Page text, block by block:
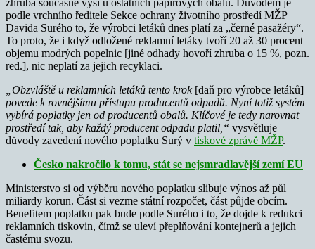
podle vrchního ředitele Sekce ochrany životního prostředí MŽP
Davida Surého to, že výrobci letáků dnes platí za „černé pasažéry“.
To proto, že i když odložené reklamní letáky tvoří 20 až 30 procent
objemu modrých popelnic [jiné odhady hovoří zhruba o 15 %, pozn.
red.], nic neplatí za jejich recyklaci.
„Obzvláště u reklamních letáků tento krok [daň pro výrobce letáků]
povede k rovnějšímu přístupu producentů odpadů. Nyní totiž systém
vybírá poplatky jen od producentů obalů. Klíčové je tedy narovnat
prostředí tak, aby každý producent odpadu platil,“ vysvětluje
důvody zavedení nového poplatku Surý v tiskové zprávě MŽP.
Česko nakročilo k tomu, stát se nejsmradlavější zemí EU
Ministerstvo si od výběru nového poplatku slibuje výnos až půl
miliardy korun. Část si vezme státní rozpočet, část půjde obcím.
Benefitem poplatku pak bude podle Surého i to, že dojde k redukci
reklamních tiskovin, čímž se uleví přeplňování kontejnerů a jejich
častému svozu.